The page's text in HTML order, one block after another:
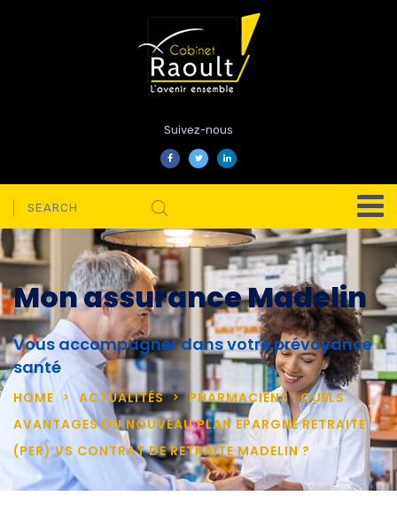
Suivez-nous
Mon assurance Madelin
Vous accompagner dans votre prévoyance
santé
HOME ACTUALITÉS
PHARMACIENS : QUELS
AVANTAGES DU NOUVEAU PLAN EPARGNE RETRAITE
(PER) VS CONTRAT DE RETRAITE MADELIN ?